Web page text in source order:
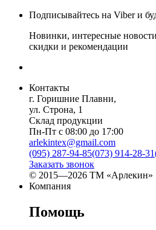
Подписывайтесь на Viber и
Новинки, интересные
скидки и рекомендации
Контакты
г. Горишние Плавни,
ул. Строна, 1
Склад продукции
Пн-Пт с 08:00 до 17:00
arlekintex@gmail.com
(095) 287-94-85(073) 914-28-31
Заказать звонок
© 2015—2026 ТМ «Арлекин»
Компания
Помощь